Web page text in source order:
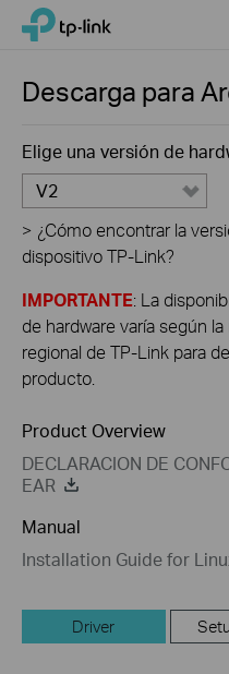
Click
navigation
TP-Link, Reliably Smart
Descarga para
Elige una versión de
V2
> ¿Cómo encontrar la
dispositivo TP-Link?
IMPORTANTE: La
de hardware varía según
regional de TP-Link para
producto.
Product Overview
DECLARACION DE
EAR
Manual
Installation Guide for
Driver